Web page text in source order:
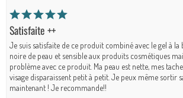
Satisfaite ++
Je suis satisfaite de ce produit combiné avec le gel à la
noire de peau et sensible aux produits cosmétiques
problème avec ce produit. Ma peau est nette, mes
visage disparaissent petit à petit. Je peux même sortir
maintenant ! Je recommande!!